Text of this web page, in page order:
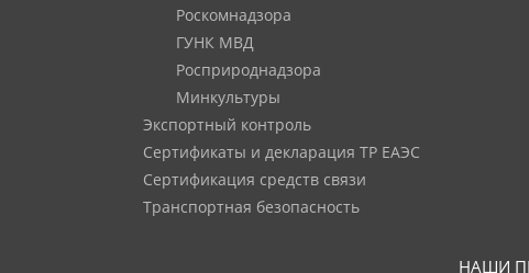
Роскомнадзора
ГУНК МВД
Росприроднадзора
Минкультуры
Экспортный контроль
Сертификаты и декларация ТР ЕАЭС
Сертификация средств связи
Транспортная безопасность
НАШИ